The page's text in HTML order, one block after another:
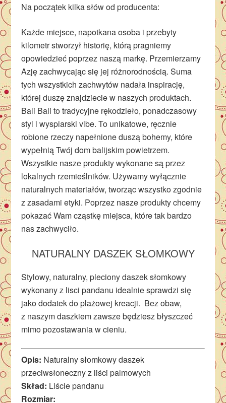
Na początek kilka słów od producenta:
Każde miejsce, napotkana osoba i przebyty
kilometr stworzył historię, którą pragniemy
opowiedzieć poprzez naszą markę. Przemierzamy
Azję zachwycając się jej różnorodnością. Suma
tych wszystkich zachwytów nadała inspirację,
której duszę znajdziecie w naszych produktach.
Bali Bali to tradycyjne rękodzieło, ponadczasowy
styl i wyspiarski vibe. To unikatowe, ręcznie
robione rzeczy napełnione duszą bohemy, które
wypełnią Twój dom balijskim powietrzem.
Wszystkie nasze produkty wykonane są przez
lokalnych rzemieślników. Używamy wyłącznie
naturalnych materiałów, tworząc wszystko zgodnie
z zasadami etyki. Poprzez nasze produkty chcemy
pokazać Wam cząstkę miejsca, które tak bardzo
nas zachwyciło.
NATURALNY DASZEK SŁOMKOWY
Stylowy, naturalny, pleciony daszek słomkowy
wykonany z lisci pandanu idealnie sprawdzi się
jako dodatek do plażowej kreacji. Bez obaw,
z naszym daszkiem zawsze będziesz błyszczeć
mimo pozostawania w cieniu.
Opis: Naturalny słomkowy daszek
przeciwsłoneczny z liści palmowych
Skład: Liście pandanu
Rozmiar: